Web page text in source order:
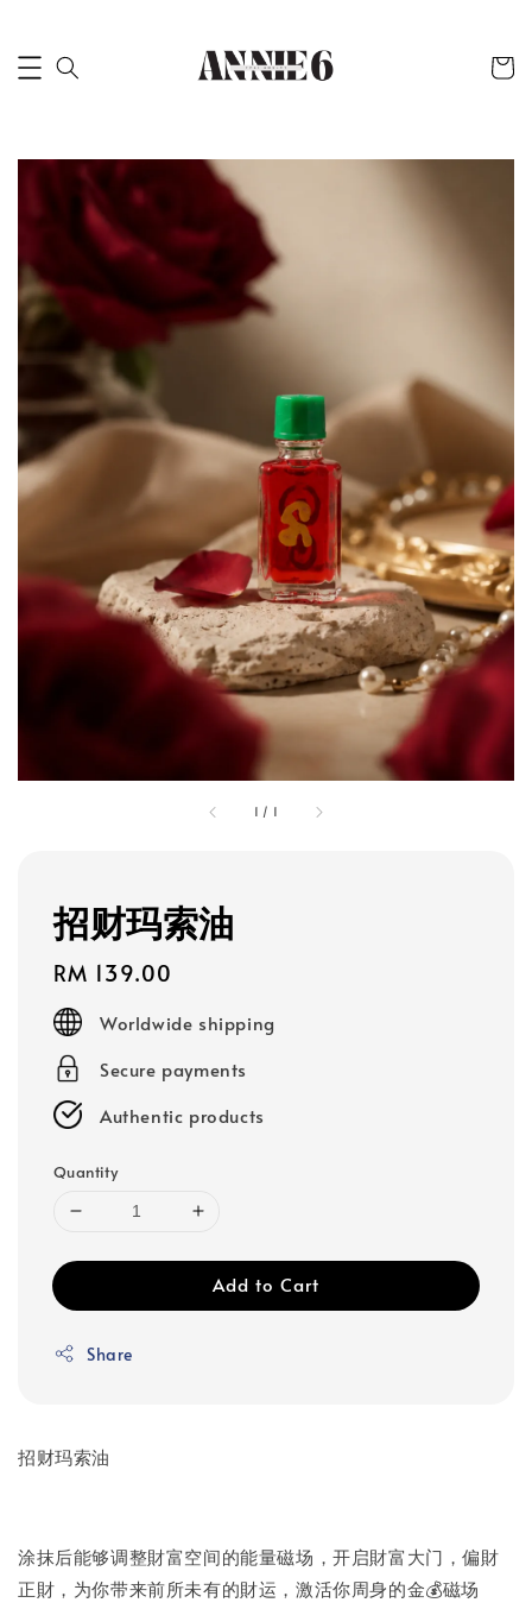
1 / 1
招财玛索油
Regular
price
RM 139.00
Worldwide shipping
Secure payments
Authentic products
Quantity
Add to Cart
Share
招财玛索油
涂抹后能够调整財富空间的能量磁场，开启財富大门，偏財
正財，为你带来前所未有的財运，激活你周身的金💰磁场